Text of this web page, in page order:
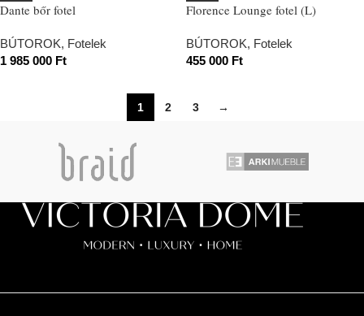
Dante bőr fotel
BÚTOROK, Fotelek
1 985 000 Ft
Florence Lounge fotel (L)
BÚTOROK, Fotelek
455 000 Ft
1 2 3 →